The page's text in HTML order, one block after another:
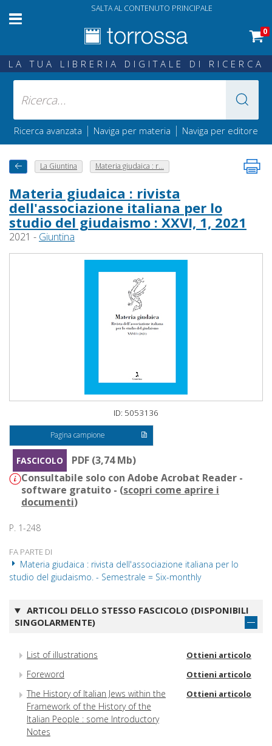
SALTA AL CONTENUTO PRINCIPALE
0
LA TUA LIBRERIA DIGITALE DI RICERCA
Ricerca avanzata | Naviga per materia | Naviga per editore
La Giuntina Materia giudaica : r...
Materia giudaica : rivista
dell'associazione italiana per lo
studio del giudaismo : XXVI, 1, 2021
2021 - Giuntina
ID: 5053136
Pagina campione
FASCICOLO
PDF (3,74 Mb)
Consultabile solo con Adobe Acrobat Reader -
software gratuito - (scopri come aprire i
documenti)
P. 1-248
FA PARTE DI
Materia giudaica : rivista dell'associazione italiana per lo
studio del giudaismo. - Semestrale = Six-monthly
ARTICOLI DELLO STESSO FASCICOLO (DISPONIBILI
SINGOLARMENTE)
List of illustrations Ottieni articolo
Foreword Ottieni articolo
The History of Italian Jews within the
Framework of the History of the
Italian People : some Introductory
Notes
Ottieni articolo